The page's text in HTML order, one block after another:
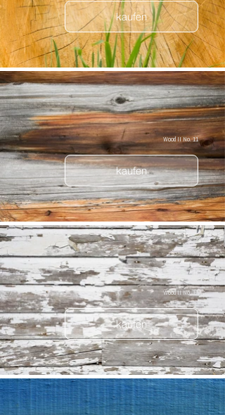
kaufen
Wood II No. 11
kaufen
Wood II No. 12
kaufen